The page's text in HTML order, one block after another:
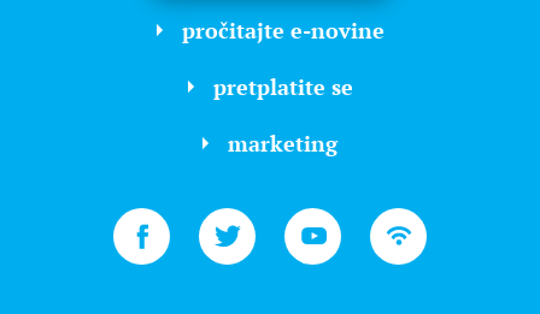
pročitajte e-novine
pretplatite se
marketing